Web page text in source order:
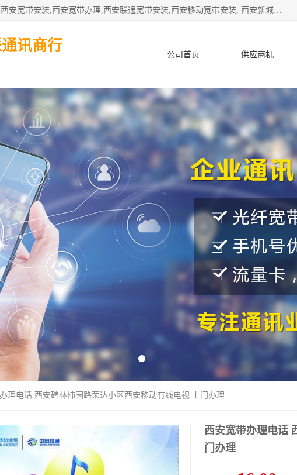
公司主要经营西安电信宽带安装,西安光纤专线安装,西安宽带安装,西安宽带办理,西安联通宽带安装,西安移动宽带安装, 西安新城赛派通讯商行从事西安地区的联通，移动，电信宽带安装，光纤专线安装，宽带办理等业务
讯商行
公司首页 供应商机
产品知识 客户案例
理电话 西安碑林柿园路荣达小区西安移动有线电视 上门办理
西安宽带办理电话
门办理